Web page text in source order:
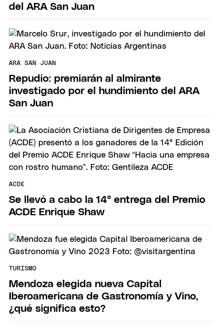
del ARA San Juan
ARA SAN JUAN
Repudio: premiarán al almirante
investigado por el hundimiento del ARA
San Juan
ACDE
Se llevó a cabo la 14° entrega del Premio
ACDE Enrique Shaw
TURISMO
Mendoza elegida nueva Capital
Iberoamericana de Gastronomía y Vino,
¿qué significa esto?